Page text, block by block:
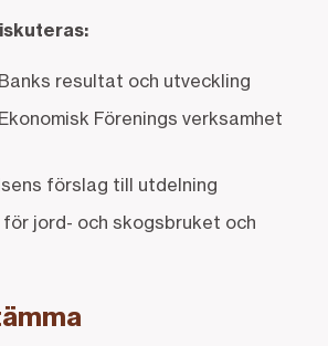
resultat och utveckling
Förenings verksamhet
förslag till utdelning
jord- och skogsbruket och